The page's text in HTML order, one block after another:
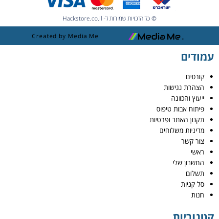
© כל הזכויות שמורות ל- Hackstore.co.il
Created by Media Me
עמודים
קורסים
הצהרת נגישות
ייעוץ והכוונה
פיתוח אבות טיפוס
תקנון האתר ופרטיות
מדיניות משלוחים
צור קשר
ראשי
החשבון שלי
תשלום
סל קניות
חנות